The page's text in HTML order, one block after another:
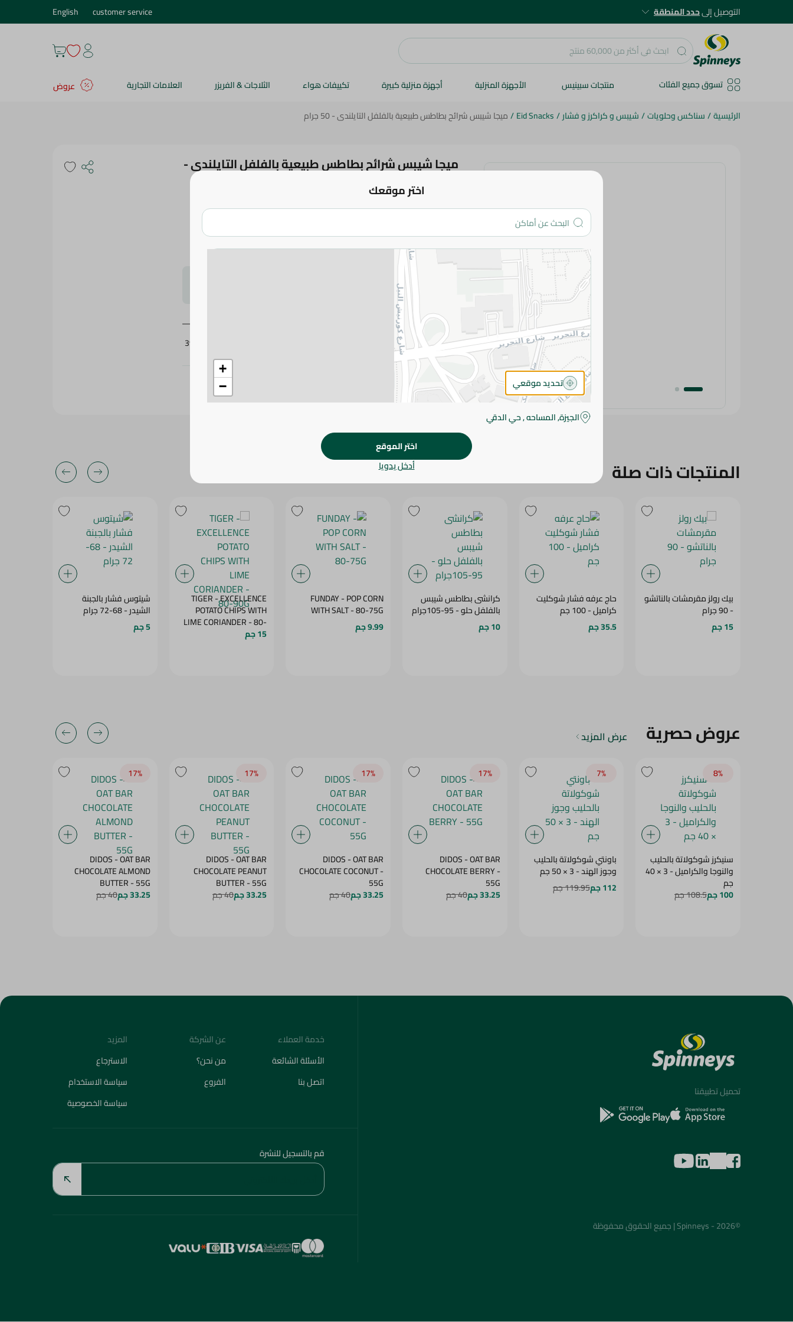
التوصيل إلىحدد المنطقة customer service
English
تسوق جميع الفئات منتجات سبينيس الأجهزة المنزلية أجهزة منزلية كبيرة تكييفات هواء الثلاجات & الفريزر العلامات التجارية
عروض
الرئيسية/سناكس وحلويات/شيبس و كراكرز و فشار/
Eid Snacks
/ميجا شيبس شرائح بطاطس طبيعية بالفلفل التايلندى - 50 جرام
ميجا شيبس شرائح بطاطس طبيعية بالفلفل التايلندى -
اضف للعربة
يرجى الملاحظة:
طفيف. قد يتغير التعبئة بناءً على التوفر.
المواصفات
SKU
398172
المنتجات ذات صلة
بيك رولز مقرمشات بالناتشو
- 90 جرام
15 جم
حاج عرفه فشار شوكليت
كراميل - 100 جم
35.5 جم
كرانشى بطاطس شيبس
بالفلفل حلو - 95-105جرام
10 جم
FUNDAY - POP CORN
WITH SALT - 80-75G
9.99 جم
TIGER - EXCELLENCE
POTATO CHIPS WITH
LIME CORIANDER - 80-
90G
15 جم
شيتوس فشار بالجبنة
الشيدر - 68-72 جرام
5 جم
عروض حصرية عرض المزيد
8‎%‎
سنيكرز شوكولاتة بالحليب
والنوجا والكراميل - 3 × 40
جم
100 جم 108.5 جم
7‎%‎
باونتي شوكولاتة بالحليب
وجوز الهند - 3 × 50 جم
112 جم
119.95 جم
17‎%‎
DIDOS - OAT BAR
CHOCOLATE BERRY -
55G
33.25 جم 40 جم
17‎%‎
DIDOS - OAT BAR
CHOCOLATE COCONUT -
55G
33.25 جم 40 جم
17‎%‎
DIDOS - OAT BAR
CHOCOLATE PEANUT
BUTTER - 55G
33.25 جم 40 جم
17‎%‎
DIDOS - OAT BAR
CHOCOLATE ALMOND
BUTTER - 55G
33.25 جم 40 جم
اختر موقعك
+
−
تحديد موقعي
الجيزة, المساحه , حي الدقي
اختر الموقع
أدخل يدويا
تحميل تطبيقنا
©2026 - Spinneys | جميع الحقوق محفوظة
خدمة العملاء
الأسئلة الشائعة
اتصل بنا
عن الشركة
من نحن؟
الفروع
المزيد
الاسترجاع
سياسة الاستخدام
سياسة الخصوصية
قم بالتسجيل للنشرة